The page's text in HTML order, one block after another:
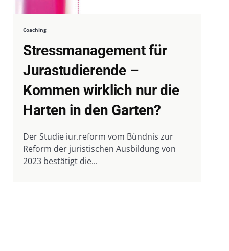
Coaching
Stressmanagement für
Jurastudierende –
Kommen wirklich nur die
Harten in den Garten?
Der Studie iur.reform vom Bündnis zur
Reform der juristischen Ausbildung von
2023 bestätigt die...